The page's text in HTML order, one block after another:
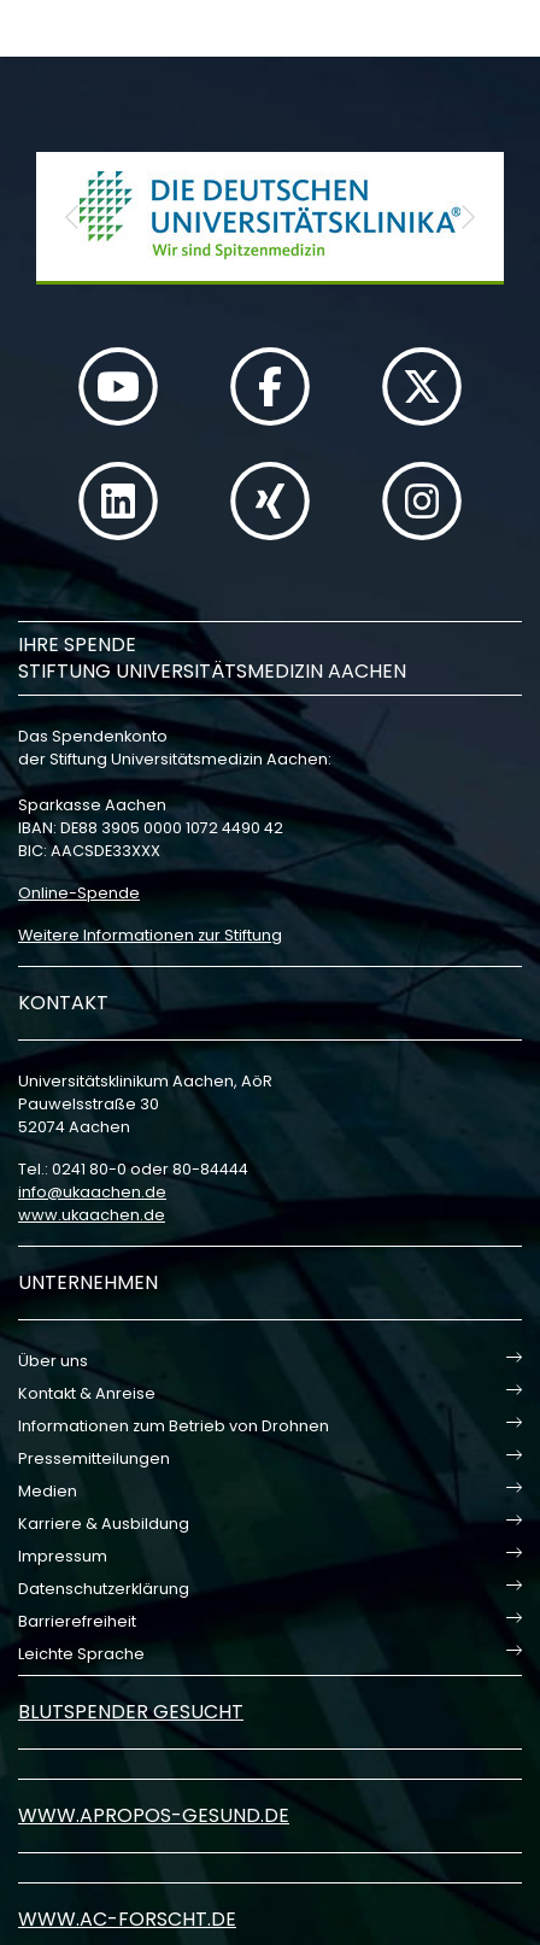
Previous Next
IHRE SPENDE
STIFTUNG UNIVERSITÄTSMEDIZIN AACHEN
Das Spendenkonto
der Stiftung Universitätsmedizin Aachen:
Sparkasse Aachen
IBAN: DE88 3905 0000 1072 4490 42
BIC: AACSDE33XXX
Online-Spende
Weitere Informationen zur Stiftung
KONTAKT
Universitätsklinikum Aachen, AöR
Pauwelsstraße 30
52074 Aachen
Tel.: 0241 80-0 oder 80-84444
info
ukaachen de
www.ukaachen.de
UNTERNEHMEN
Über uns
Kontakt & Anreise
Informationen zum Betrieb von Drohnen
Pressemitteilungen
Medien
Karriere & Ausbildung
Impressum
Datenschutzerklärung
Barrierefreiheit
Leichte Sprache
BLUTSPENDER GESUCHT
WWW.APROPOS-GESUND.DE
WWW.AC-FORSCHT.DE